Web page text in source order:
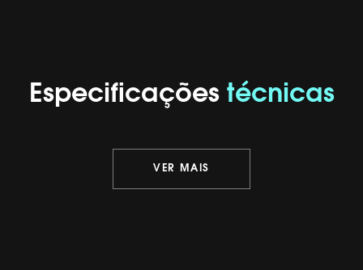
Especificações técnicas
VER MAIS